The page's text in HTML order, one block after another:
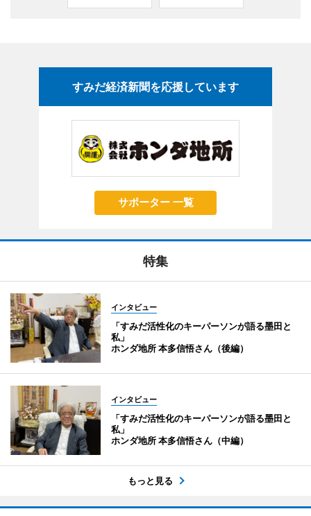
すみだ経済新聞を応援しています
サポーター 一覧
特集
インタビュー
「すみだ活性化のキーパーソンが語る墨田と
私」
ホンダ地所 本多信悟さん（後編）
インタビュー
「すみだ活性化のキーパーソンが語る墨田と
私」
ホンダ地所 本多信悟さん（中編）
もっと見る